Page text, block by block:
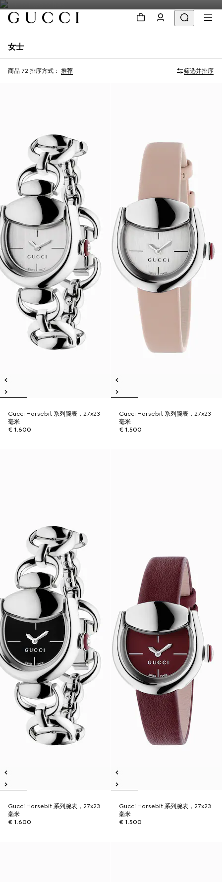
女士
商品 72 排序方式： 推荐 筛选并排序
Gucci Horsebit 系列腕表，27x23
毫米
€ 1.600
Gucci Horsebit 系列腕表，27x23
毫米
€ 1.500
Gucci Horsebit 系列腕表，27x23
毫米
€ 1.600
Gucci Horsebit 系列腕表，27x23
毫米
€ 1.500